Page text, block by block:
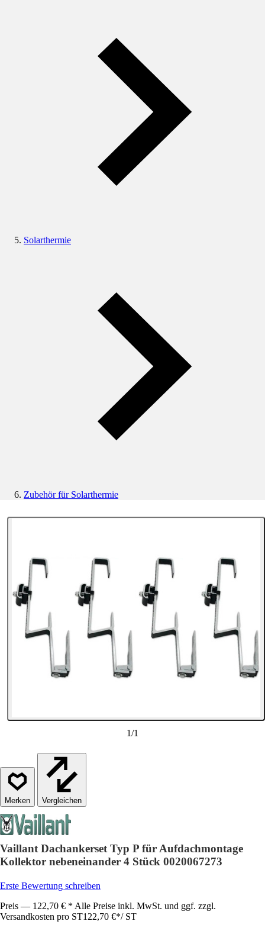
Solarthermie
Zubehör für Solarthermie
1/1
Vergleichen
Vaillant Dachankerset Typ P für Aufdachmontage
Kollektor nebeneinander 4 Stück 0020067273
Erste Bewertung schreiben
Preis — 122,70 € * Alle Preise inkl. MwSt. und ggf. zzgl.
Versandkosten pro ST122,70 €*/ ST